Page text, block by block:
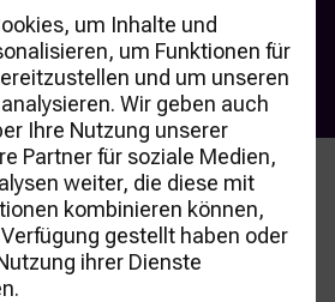
um Inhalte und
um Funktionen für
und um unseren
Wir geben auch
Ihre Nutzung unserer
Partner für soziale Medien,
weiter, die diese mit
kombinieren können,
gestellt haben oder
ihrer Dienste
Aktualisierung